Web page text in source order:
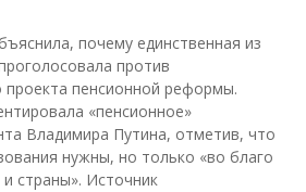
почему единственная из
против
проекта пенсионной реформы.
«пенсионное»
Владимира Путина, отметив, что
нужны, но только «во благо
страны». Источник